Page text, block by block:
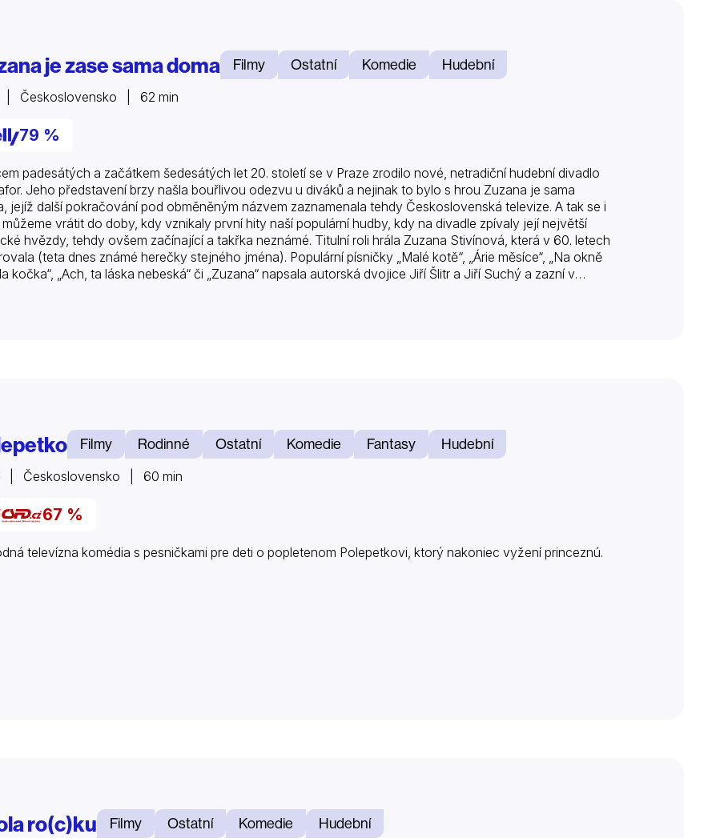
je zase sama doma Filmy Ostatní Komedie Hudební
| Československo | 62 min
79 %
padesátých a začátkem šedesátých let 20. století se v Praze zrodilo nové, netradiční hudební divadlo
Jeho představení brzy našla bouřlivou odezvu u diváků a nejinak to bylo s hrou Zuzana je sama
jejíž další pokračování pod obměněným názvem zaznamenala tehdy Československá televize. A tak se i
vrátit do doby, kdy vznikaly první hity naší populární hudby, kdy na divadle zpívaly její největší
hvězdy, tehdy ovšem začínající a takřka neznámé. Titulní roli hrála Zuzana Stivínová, která v 60. letech
(teta dnes známé herečky stejného jména). Populární písničky „Malé kotě“, „Árie měsíce“, „Na okně
kočka“, „Ach, ta láska nebeská“ či „Zuzana“ napsala autorská dvojice Jiří Šlitr a Jiří Suchý a zazní v
Filmy Rodinné Ostatní Komedie Fantasy Hudební
| Československo | 60 min
67 %
televízna komédia s pesničkami pre deti o popletenom Polepetkovi, ktorý nakoniec vyžení princeznú.
ro(c)ku Filmy Ostatní Komedie Hudební